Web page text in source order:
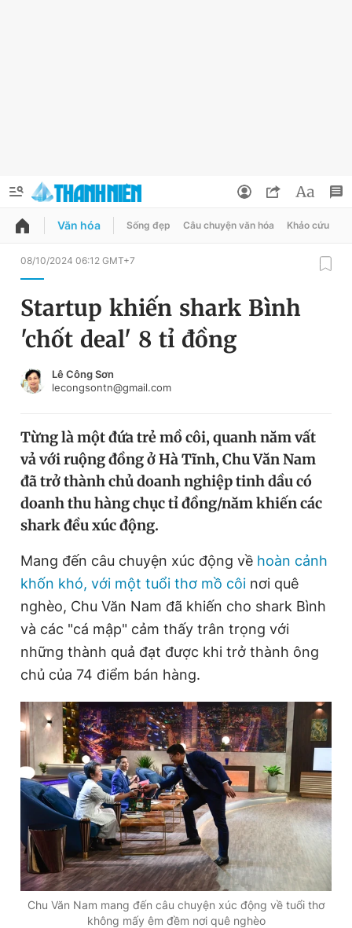
QUẢNG CÁO
Chuyên mục
Chuyên mục khác
Tin thị trường Tin 360
Video Magazine
Sản phẩm khác
Tiện ích Bạn cần biết
Thông tin tòa soạn Liên hệ quảng cáo
Đọc Thanh Niên trên điện thoại
Theo dõi báo trên
Hotline
0906 645 777
Liên hệ quảng cáo
0908 780 404
Đổi mật khẩu
Tin đã lưu
Tin đã xem
Đăng xuất
Văn hóa Sống đẹp Câu chuyện văn hóa Khảo cứu
08/10/2024 06:12 GMT+7
Startup khiến shark Bình
'chốt deal' 8 tỉ đồng
Lê Công Sơn
lecongsontn@gmail.com
Từng là một đứa trẻ mồ côi, quanh năm vất
vả với ruộng đồng ở Hà Tĩnh, Chu Văn Nam
đã trở thành chủ doanh nghiệp tinh dầu có
doanh thu hàng chục tỉ đồng/năm khiến các
shark đều xúc động.
Mang đến câu chuyện xúc động về hoàn cảnh
khốn khó, với một tuổi thơ mồ côi nơi quê
nghèo, Chu Văn Nam đã khiến cho shark Bình
và các "cá mập" cảm thấy trân trọng với
những thành quả đạt được khi trở thành ông
chủ của 74 điểm bán hàng.
Chu Văn Nam mang đến câu chuyện xúc động về tuổi thơ
không mấy êm đềm nơi quê nghèo